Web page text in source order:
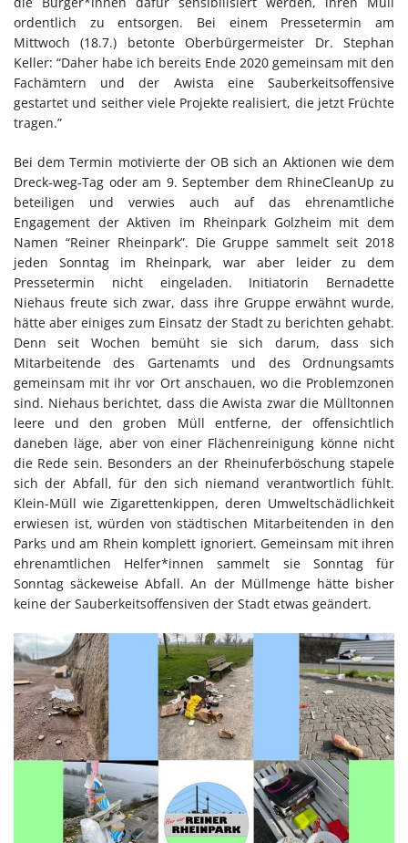
ordentlich zu entsorgen. Bei einem Pressetermin am
Mittwoch (18.7.) betonte Oberbürgermeister Dr. Stephan
Keller: “Daher habe ich bereits Ende 2020 gemeinsam mit den
Fachämtern und der Awista eine Sauberkeitsoffensive
gestartet und seither viele Projekte realisiert, die jetzt Früchte
tragen.”
Bei dem Termin motivierte der OB sich an Aktionen wie dem
Dreck-weg-Tag oder am 9. September dem RhineCleanUp zu
beteiligen und verwies auch auf das ehrenamtliche
Engagement der Aktiven im Rheinpark Golzheim mit dem
Namen “Reiner Rheinpark”. Die Gruppe sammelt seit 2018
jeden Sonntag im Rheinpark, war aber leider zu dem
Pressetermin nicht eingeladen. Initiatorin Bernadette
Niehaus freute sich zwar, dass ihre Gruppe erwähnt wurde,
hätte aber einiges zum Einsatz der Stadt zu berichten gehabt.
Denn seit Wochen bemüht sie sich darum, dass sich
Mitarbeitende des Gartenamts und des Ordnungsamts
gemeinsam mit ihr vor Ort anschauen, wo die Problemzonen
sind. Niehaus berichtet, dass die Awista zwar die Mülltonnen
leere und den groben Müll entferne, der offensichtlich
daneben läge, aber von einer Flächenreinigung könne nicht
die Rede sein. Besonders an der Rheinuferböschung stapele
sich der Abfall, für den sich niemand verantwortlich fühlt.
Klein-Müll wie Zigarettenkippen, deren Umweltschädlichkeit
erwiesen ist, würden von städtischen Mitarbeitenden in den
Parks und am Rhein komplett ignoriert. Gemeinsam mit ihren
ehrenamtlichen Helfer*innen sammelt sie Sonntag für
Sonntag säckeweise Abfall. An der Müllmenge hätte bisher
keine der Sauberkeitsoffensiven der Stadt etwas geändert.